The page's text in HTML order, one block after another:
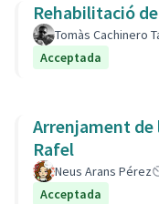
Rehabilitació de
Tomàs Cachinero
Acceptada
Arrenjament de
Rafel
Neus Arans Pérez
Acceptada